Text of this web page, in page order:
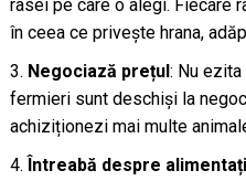
rasei pe care o alegi. Fiecare
în ceea ce privește hrana,
Negociază prețul : Nu
fermieri sunt deschiși la
achiziționezi mai multe
Întreabă despre